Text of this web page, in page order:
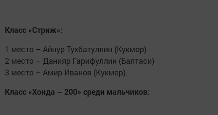
Класс «Стриж»:
1 место – Айнур Тухбатуллин (Кукмор)
2 место – Данияр Гарифуллин (Балтаси)
3 место – Амир Иванов (Кукмор).
Класс «Хонда – 200» среди мальчиков: